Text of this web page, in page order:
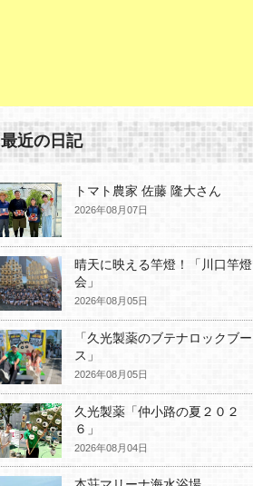
最近の日記
トマト農家 佐藤 隆大さん
2026年08月07日
晴天に映える竿燈！「川口竿燈
会」
2026年08月05日
「久光製薬のブテナロックブー
ス」
2026年08月05日
久光製薬「仲小路の夏２０２
６」
2026年08月04日